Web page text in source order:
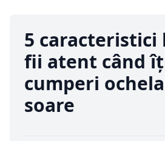
5 caracteristici
fii atent când
cumperi
soare